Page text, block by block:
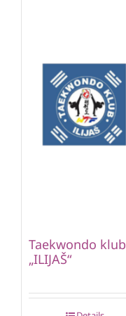
Taekwondo klub
„ILIJAŠ“